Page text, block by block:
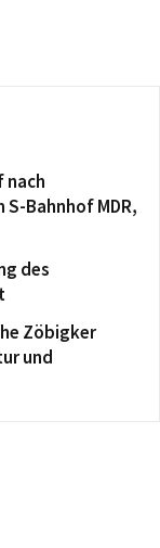
nach
Bahnhof MDR,
des
Zöbigker
und